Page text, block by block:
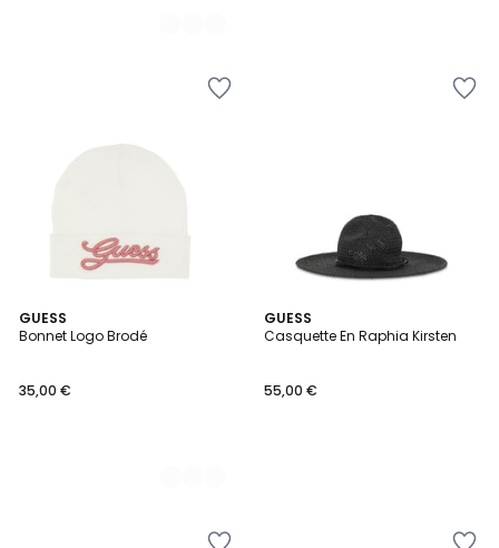
GUESS
Bonnet Logo Brodé
35,00 €
2
Couleurs
GUESS
Casquette En Raphia Kirsten
55,00 €